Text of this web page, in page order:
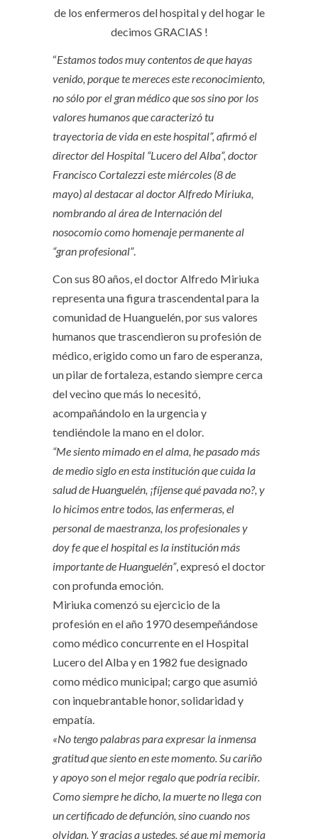
de los enfermeros del hospital y del hogar le
decimos GRACIAS !
“Estamos todos muy contentos de que hayas
venido, porque te mereces este reconocimiento,
no sólo por el gran médico que sos sino por los
valores humanos que caracterizó tu
trayectoria de vida en este hospital”, afirmó el
director del Hospital “Lucero del Alba”, doctor
Francisco Cortalezzi este miércoles (8 de
mayo) al destacar al doctor Alfredo Miriuka,
nombrando al área de Internación del
nosocomio como homenaje permanente al
“gran profesional”.
Con sus 80 años, el doctor Alfredo Miriuka
representa una figura trascendental para la
comunidad de Huanguelén, por sus valores
humanos que trascendieron su profesión de
médico, erigido como un faro de esperanza,
un pilar de fortaleza, estando siempre cerca
del vecino que más lo necesitó,
acompañándolo en la urgencia y
tendiéndole la mano en el dolor.
“Me siento mimado en el alma, he pasado más
de medio siglo en esta institución que cuida la
salud de Huanguelén, ¡fíjense qué pavada no?, y
lo hicimos entre todos, las enfermeras, el
personal de maestranza, los profesionales y
doy fe que el hospital es la institución más
importante de Huanguelén”, expresó el doctor
con profunda emoción.
Miriuka comenzó su ejercicio de la
profesión en el año 1970 desempeñándose
como médico concurrente en el Hospital
Lucero del Alba y en 1982 fue designado
como médico municipal; cargo que asumió
con inquebrantable honor, solidaridad y
empatía.
«No tengo palabras para expresar la inmensa
gratitud que siento en este momento. Su cariño
y apoyo son el mejor regalo que podría recibir.
Como siempre he dicho, la muerte no llega con
un certificado de defunción, sino cuando nos
olvidan. Y gracias a ustedes, sé que mi memoria